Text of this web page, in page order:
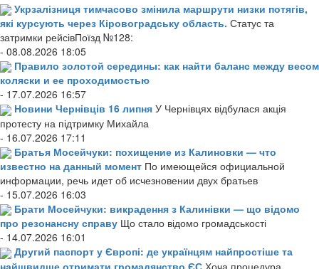
Укрзалізниця тимчасово змінила маршрути низки потягів,
які курсують через Кіровоградську область. Статус та
затримки рейсівПоїзд №128:
- 08.08.2026 18:05
Правило золотой середины: как найти баланс между весом
коляски и ее проходимостью
- 17.07.2026 16:57
Новини Чернівців 16 липня У Чернівцях відбулася акція
протесту на підтримку Михайла
- 16.07.2026 17:11
Братья Мосейчуки: похищение из Калиновки — что
известно на данный момент По имеющейся официальной
информации, речь идет об исчезновении двух братьев
- 15.07.2026 16:03
Брати Мосейчуки: викрадення з Калинівки — що відомо
про резонансну справу Що стало відомо громадськості
- 14.07.2026 16:01
Другий паспорт у Європі: де українцям найпростіше та
найшвидше отримати громадянство ЄС Хоча процедура